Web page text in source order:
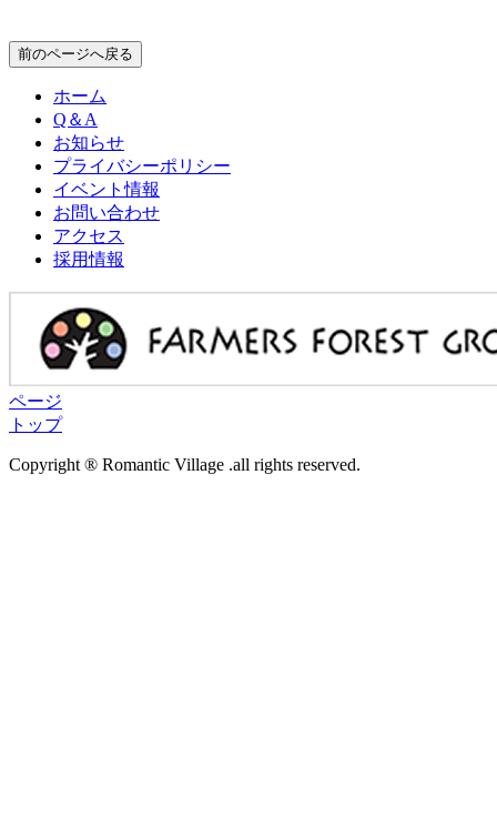
前のページへ戻る
ホーム
Q＆A
お知らせ
プライバシーポリシー
イベント情報
お問い合わせ
アクセス
採用情報
ページ
トップ
Copyright ® Romantic Village .all rights reserved.